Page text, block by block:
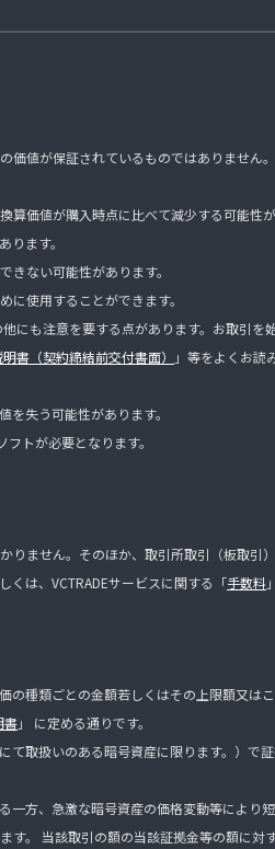
値が保証されているものではありません。
価値が購入時点に比べて減少する可能性が
ます。
ない可能性があります。
使用することができます。
にも注意を要する点があります。お取引を
書（契約締結前交付書面） 」等をよくお読
失う可能性があります。
トが必要となります。
ません。そのほか、取引所取引（板取引
くは、VCTRADEサービスに関する「手数料
種類ごとの金額若しくはその上限額又は
書」 に定める通りです。
取扱いのある暗号資産に限ります。）で
方、急激な暗号資産の価格変動等により
。 当該取引の額の当該証拠金等の額に